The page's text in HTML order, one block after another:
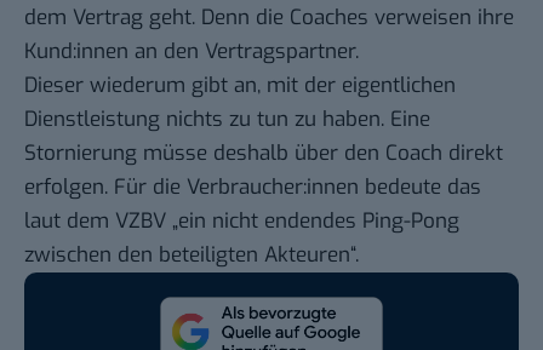
dem Vertrag geht. Denn die Coaches verweisen ihre
Kund:innen an den Vertragspartner.
Dieser wiederum gibt an, mit der eigentlichen
Dienstleistung nichts zu tun zu haben. Eine
Stornierung müsse deshalb über den Coach direkt
erfolgen. Für die Verbraucher:innen bedeute das
laut dem VZBV „ein nicht endendes Ping-Pong
zwischen den beteiligten Akteuren“.